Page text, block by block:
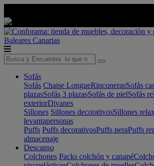
Baleares Canarias
Sofás
Sofás Chaise LongueRinconerasSofás
plazasSofás 3 plazasSofás de pielSofás
exteriorDivanes
Sillones Sillones decorativosSillones relax
levantapersonas
Puffs Puffs decorativosPuffs peraPuffs
almacenaje
Descanso
Colchones Packs colchón y canapé